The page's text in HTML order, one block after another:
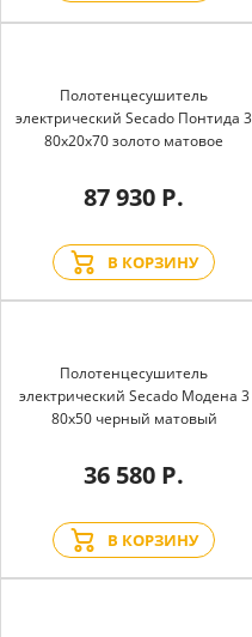
Полотенцесушитель
электрический Secado Понтида 3
80x20x70 золото матовое
87 930 Р.
В КОРЗИНУ
Полотенцесушитель
электрический Secado Модена 3
80x50 черный матовый
36 580 Р.
В КОРЗИНУ